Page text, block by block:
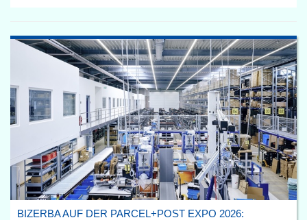
BIZERBA AUF DER PARCEL+POST EXPO 2026: